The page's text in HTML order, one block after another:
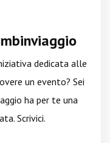
dedicata alle
un evento? Sei
ha per te una
Scrivici.